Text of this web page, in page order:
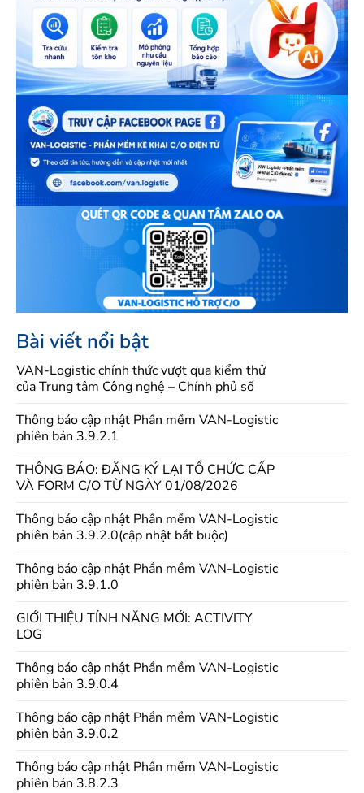
Bài viết nổi bật
VAN-Logistic chính thức vượt qua kiểm thử
của Trung tâm Công nghệ – Chính phủ số
Thông báo cập nhật Phần mềm VAN-Logistic
phiên bản 3.9.2.1
THÔNG BÁO: ĐĂNG KÝ LẠI TỔ CHỨC CẤP
VÀ FORM C/O TỪ NGÀY 01/08/2026
Thông báo cập nhật Phần mềm VAN-Logistic
phiên bản 3.9.2.0(cập nhật bắt buộc)
Thông báo cập nhật Phần mềm VAN-Logistic
phiên bản 3.9.1.0
GIỚI THIỆU TÍNH NĂNG MỚI: ACTIVITY
LOG
Thông báo cập nhật Phần mềm VAN-Logistic
phiên bản 3.9.0.4
Thông báo cập nhật Phần mềm VAN-Logistic
phiên bản 3.9.0.2
Thông báo cập nhật Phần mềm VAN-Logistic
phiên bản 3.8.2.3